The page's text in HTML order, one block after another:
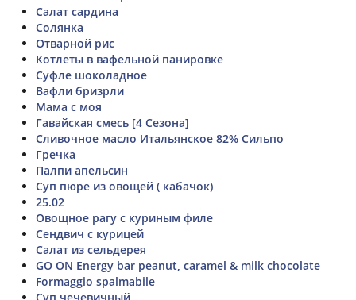
Салат сардина
Солянка
Отварной рис
Котлеты в вафельной панировке
Суфле шоколадное
Вафли бризрли
Мама с моя
Гавайская смесь [4 Сезона]
Сливочное масло Итальянское 82% Сильпо
Гречка
Палпи апельсин
Суп пюре из овощей ( кабачок)
25.02
Овощное рагу с куриным филе
Сендвич с курицей
Салат из сельдерея
GO ON Energy bar peanut, caramel & milk chocolate
Formaggio spalmabile